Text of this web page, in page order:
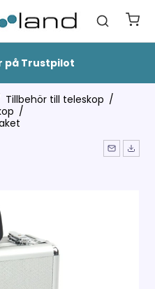
på Trustpilot
Tillbehör till teleskop /
/